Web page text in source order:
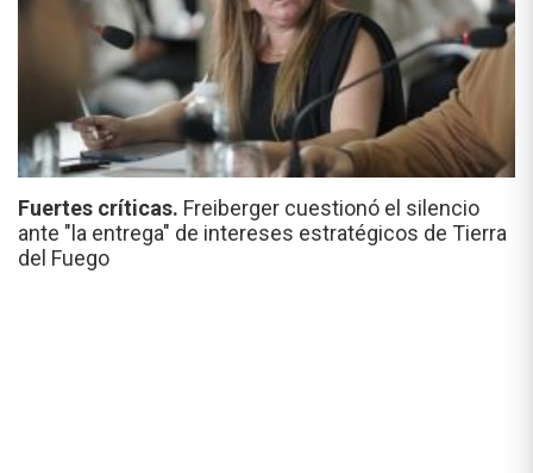
Fuertes críticas. Freiberger cuestionó el silencio
ante "la entrega" de intereses estratégicos de Tierra
del Fuego